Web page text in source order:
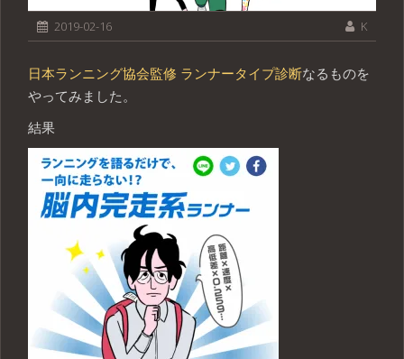
2019-02-16 K
日本ランニング協会監修 ランナータイプ診断なるものを
やってみました。
結果